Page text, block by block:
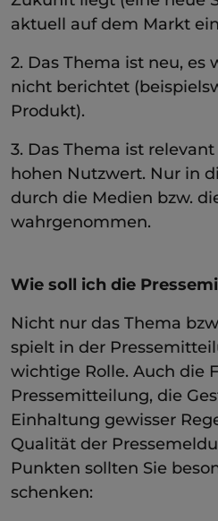
aktuell auf dem Markt
2. Das Thema ist neu, es
nicht berichtet
Produkt).
3. Das Thema ist
hohen Nutzwert. Nur in
durch die Medien bzw.
wahrgenommen.
Wie soll ich die
Nicht nur das Thema
spielt in der
wichtige Rolle. Auch die
Pressemitteilung, die
Einhaltung gewisser
Qualität der
Punkten sollten Sie
schenken: